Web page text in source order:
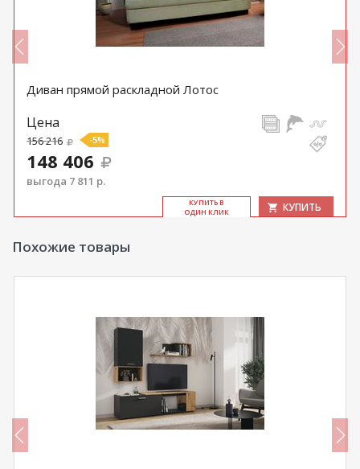
Диван прямой раскладной Лотос
Цена
156 216 -5%
148 406
выгода 7 811 р.
КУ­ПИТЬ В
ОДИН КЛИК
КУПИТЬ
Похожие товары